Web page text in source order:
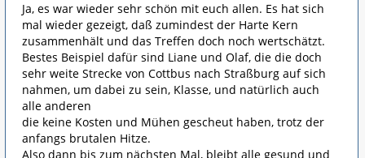
Ja, es war wieder sehr schön mit euch allen. Es hat sich
mal wieder gezeigt, daß zumindest der Harte Kern
zusammenhält und das Treffen doch noch wertschätzt.
Bestes Beispiel dafür sind Liane und Olaf, die die doch
sehr weite Strecke von Cottbus nach Straßburg auf sich
nahmen, um dabei zu sein, Klasse, und natürlich auch
alle anderen
die keine Kosten und Mühen gescheut haben, trotz der
anfangs brutalen Hitze.
Also dann bis zum nächsten Mal, bleibt alle gesund und